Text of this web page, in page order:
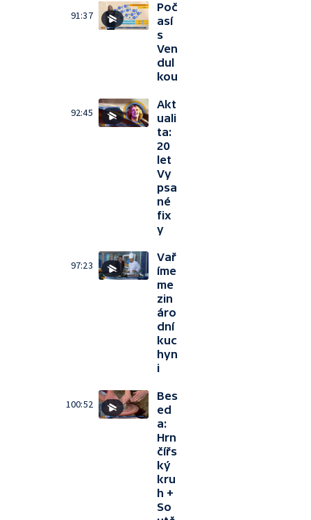
91:37
Poč
así
s
Ven
dul
kou
92:45
Akt
uali
ta:
20
let
Vy
psa
né
fix
y
97:23
Vař
íme
me
zin
áro
dní
kuc
hyn
i
100:52
Bes
ed
a:
Hrn
čířs
ký
kru
h +
So